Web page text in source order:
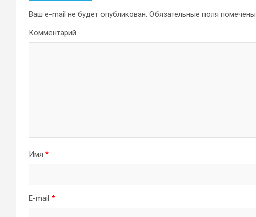
Ваш e-mail не будет опубликован. Обязательные поля помечены
Комментарий
Имя *
E-mail *